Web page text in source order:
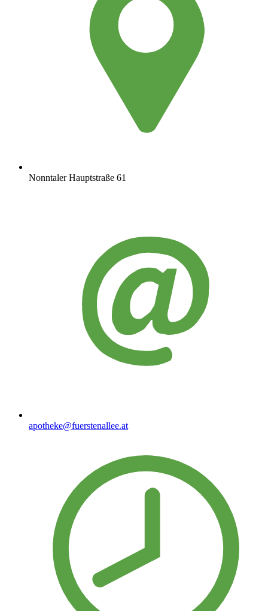
Nonntaler Hauptstraße 61
apotheke@fuerstenallee.at